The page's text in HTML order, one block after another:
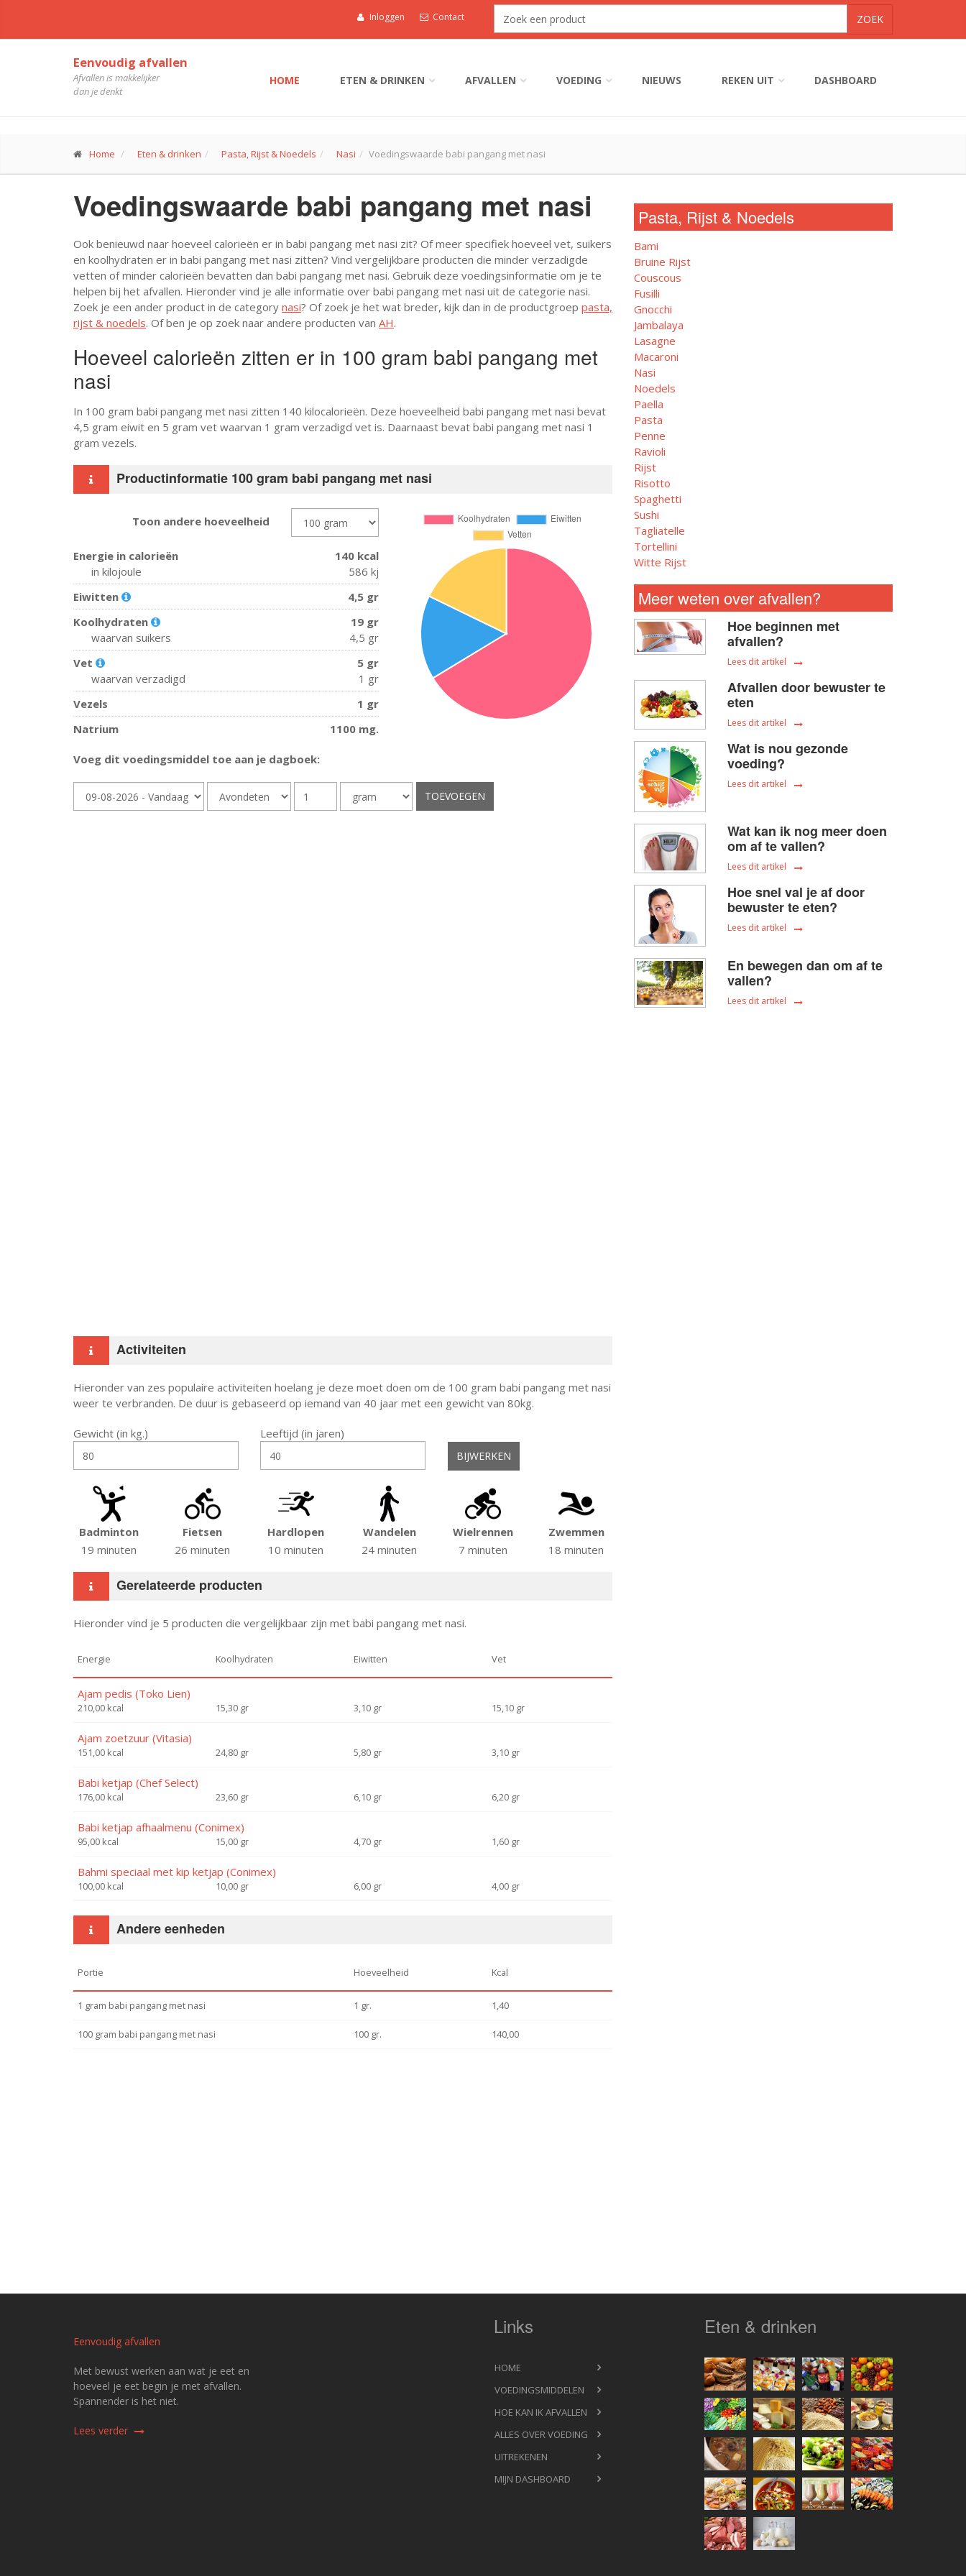
Inloggen Contact
Eenvoudig afvallen
Afvallen is makkelijker
dan je denkt
HOME ETEN & DRINKEN AFVALLEN VOEDING NIEUWS REKEN UIT DASHBOARD
Home Eten & drinken Pasta, Rijst & Noedels Nasi Voedingswaarde babi pangang met nasi
Voedingswaarde babi pangang met nasi
Ook benieuwd naar hoeveel calorieën er in babi pangang met nasi zit? Of meer specifiek hoeveel vet, suikers
en koolhydraten er in babi pangang met nasi zitten? Vind vergelijkbare producten die minder verzadigde
vetten of minder calorieën bevatten dan babi pangang met nasi. Gebruik deze voedingsinformatie om je te
helpen bij het afvallen. Hieronder vind je alle informatie over babi pangang met nasi uit de categorie nasi.
Zoek je een ander product in de category nasi? Of zoek je het wat breder, kijk dan in de productgroep pasta,
rijst & noedels. Of ben je op zoek naar andere producten van AH.
Hoeveel calorieën zitten er in 100 gram babi pangang met
nasi
In 100 gram babi pangang met nasi zitten 140 kilocalorieën. Deze hoeveelheid babi pangang met nasi bevat
4,5 gram eiwit en 5 gram vet waarvan 1 gram verzadigd vet is. Daarnaast bevat babi pangang met nasi 1
gram vezels.
Productinformatie 100 gram babi pangang met nasi
Toon andere hoeveelheid
Energie in calorieën
140 kcal
in kilojoule
586 kj
Eiwitten
4,5 gr
Koolhydraten
19 gr
waarvan suikers
4,5 gr
Vet
5 gr
waarvan verzadigd
1 gr
Vezels
1 gr
Natrium
1100 mg.
Voeg dit voedingsmiddel toe aan je dagboek:
Dagdeel TOEVOEGEN
Activiteiten
Hieronder van zes populaire activiteiten hoelang je deze moet doen om de 100 gram babi pangang met nasi
weer te verbranden. De duur is gebaseerd op iemand van 40 jaar met een gewicht van 80kg.
Gewicht (in kg.) Leeftijd (in jaren)
Badminton
19 minuten
Fietsen
26 minuten
Hardlopen
10 minuten
Wandelen
24 minuten
Wielrennen
7 minuten
Zwemmen
18 minuten
Gerelateerde producten
Hieronder vind je 5 producten die vergelijkbaar zijn met babi pangang met nasi.
Energie Koolhydraten Eiwitten Vet
Ajam pedis (Toko Lien)
210,00 kcal 15,30 gr 3,10 gr 15,10 gr
Ajam zoetzuur (Vitasia)
151,00 kcal 24,80 gr 5,80 gr 3,10 gr
Babi ketjap (Chef Select)
176,00 kcal 23,60 gr 6,10 gr 6,20 gr
Babi ketjap afhaalmenu (Conimex)
95,00 kcal 15,00 gr 4,70 gr 1,60 gr
Bahmi speciaal met kip ketjap (Conimex)
100,00 kcal 10,00 gr 6,00 gr 4,00 gr
Andere eenheden
Portie Hoeveelheid Kcal
1 gram babi pangang met nasi 1 gr. 1,40
100 gram babi pangang met nasi 100 gr. 140,00
Pasta, Rijst & Noedels
Bami
Bruine Rijst
Couscous
Fusilli
Gnocchi
Jambalaya
Lasagne
Macaroni
Nasi
Noedels
Paella
Pasta
Penne
Ravioli
Rijst
Risotto
Spaghetti
Sushi
Tagliatelle
Tortellini
Witte Rijst
Meer weten over afvallen?
Hoe beginnen met
afvallen?
Lees dit artikel
Afvallen door bewuster te
eten
Lees dit artikel
Wat is nou gezonde
voeding?
Lees dit artikel
Wat kan ik nog meer doen
om af te vallen?
Lees dit artikel
Hoe snel val je af door
bewuster te eten?
Lees dit artikel
En bewegen dan om af te
vallen?
Lees dit artikel
Eenvoudig afvallen
Met bewust werken aan wat je eet en
hoeveel je eet begin je met afvallen.
Spannender is het niet.
Lees verder
Links
HOME
VOEDINGSMIDDELEN
HOE KAN IK AFVALLEN
ALLES OVER VOEDING
UITREKENEN
MIJN DASHBOARD
Eten & drinken